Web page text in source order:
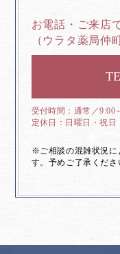
お電話・ご来店
（ウラタ薬局仲
通常／9:00
日曜日・祝日
※ご相談の混雑状況に
す。予めご了承くださ